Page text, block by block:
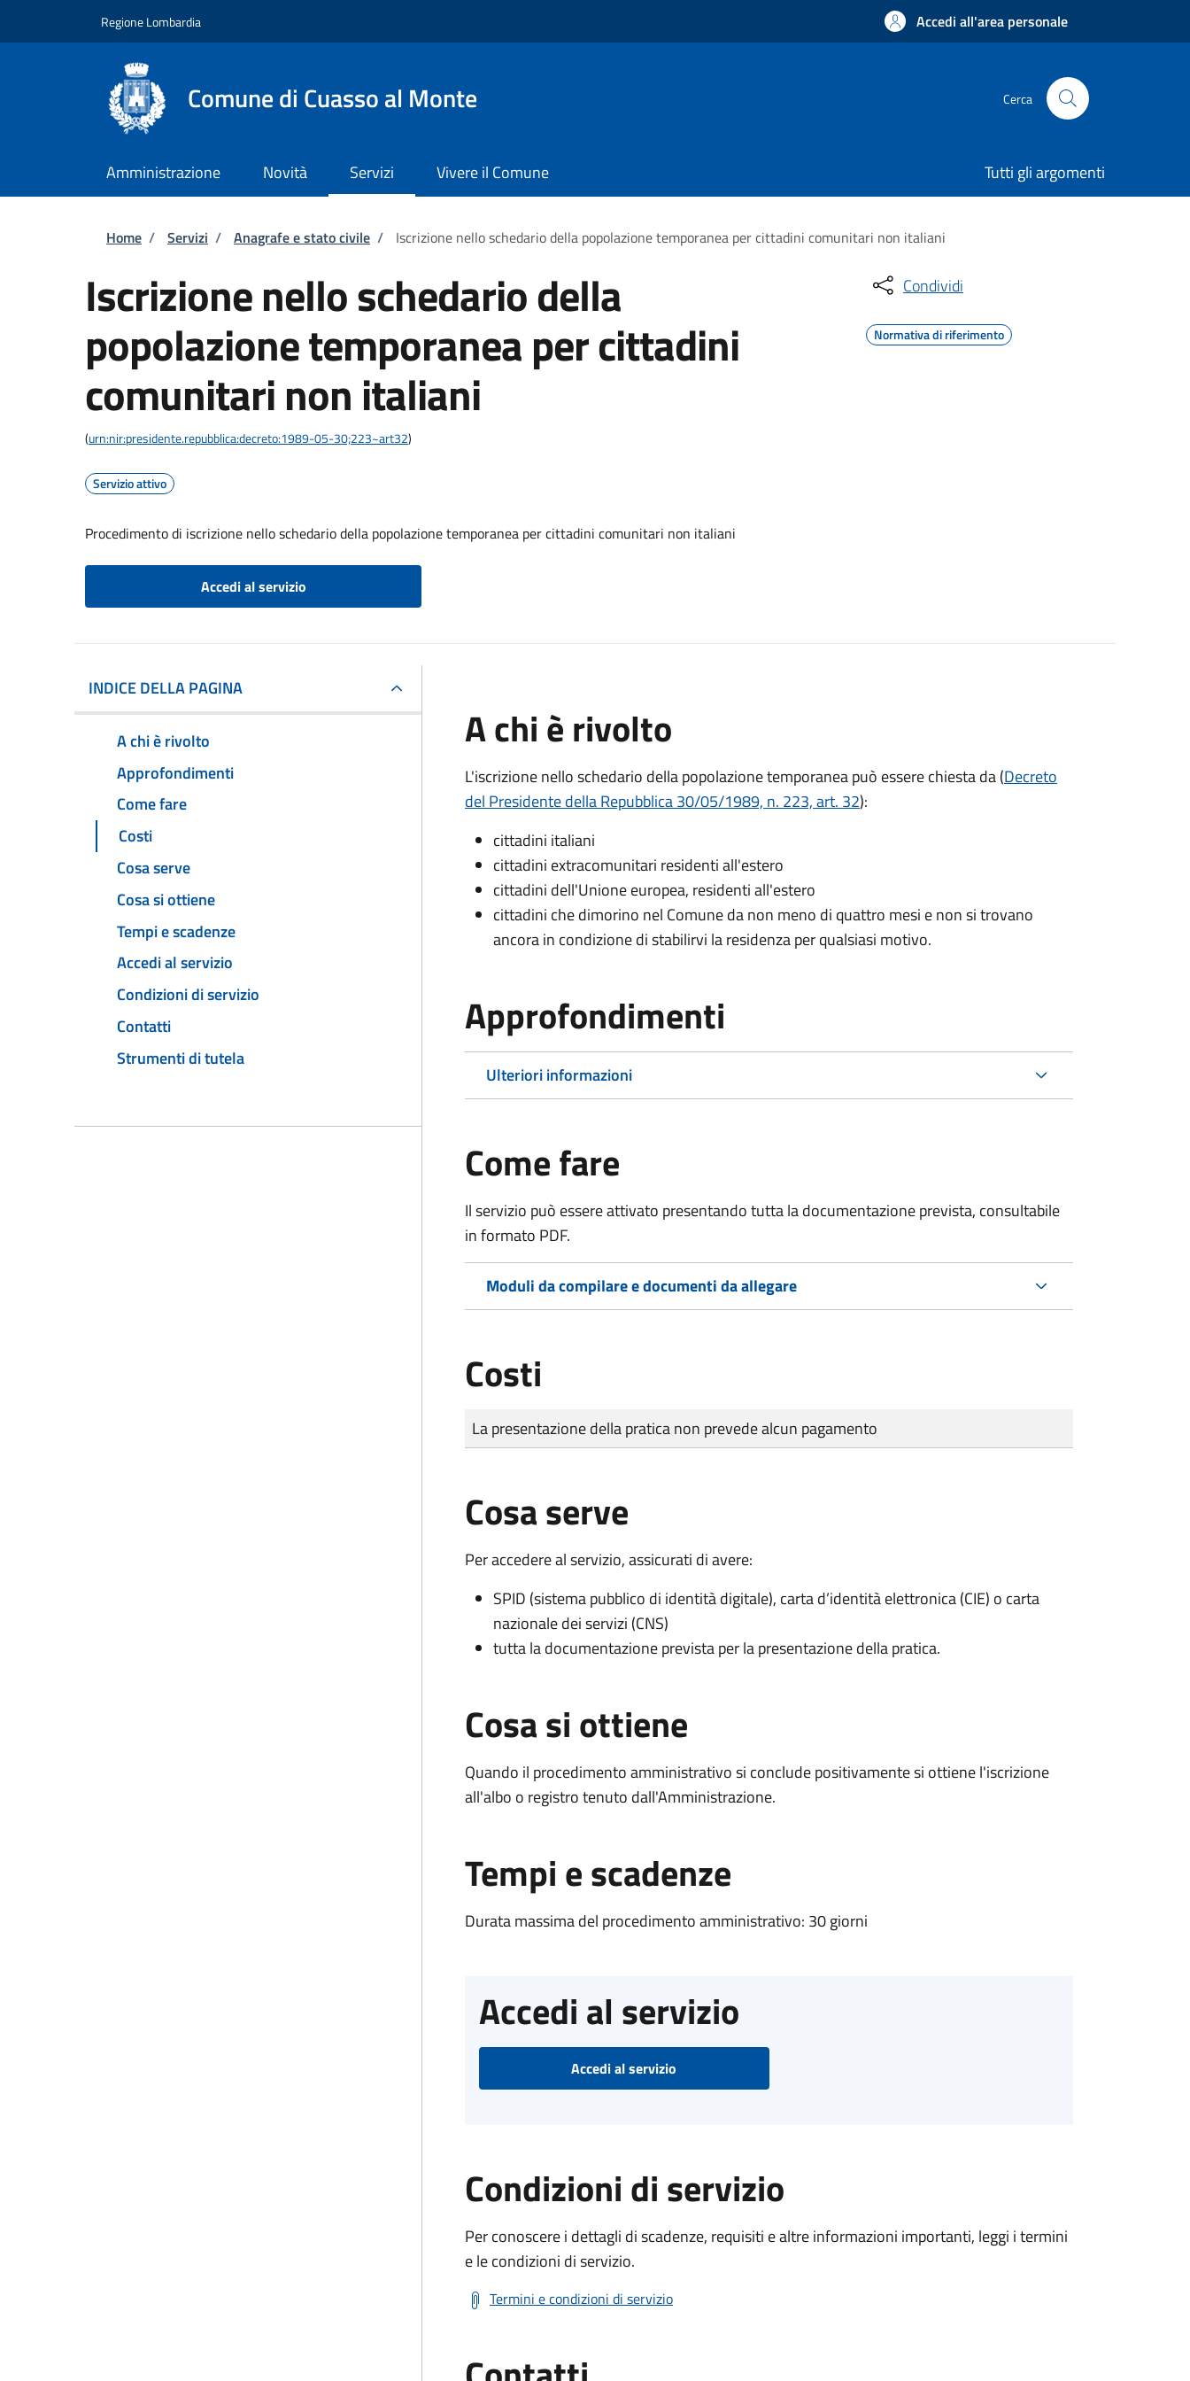
Regione Lombardia Accedi all'area personale
Comune di Cuasso al Monte Cerca
Amministrazione Novità Servizi Vivere il Comune Tutti gli argomenti
Briciole di pane
Home / Servizi / Anagrafe e stato civile / Iscrizione nello schedario della popolazione temporanea per cittadini comunitari non italiani
Iscrizione nello schedario della
popolazione temporanea per cittadini
comunitari non italiani
(urn:nir:presidente.repubblica:decreto:1989-05-30;223~art32)
Servizio attivo
Procedimento di iscrizione nello schedario della popolazione temporanea per cittadini comunitari non italiani
Accedi al servizio
Condividi
Normativa di riferimento
INDICE DELLA PAGINA
A chi è rivolto
Approfondimenti
Come fare
Costi
Cosa serve
Cosa si ottiene
Tempi e scadenze
Accedi al servizio
Condizioni di servizio
Contatti
Strumenti di tutela
A chi è rivolto
L'iscrizione nello schedario della popolazione temporanea può essere chiesta da (Decreto
del Presidente della Repubblica 30/05/1989, n. 223, art. 32):
cittadini italiani
cittadini extracomunitari residenti all'estero
cittadini dell'Unione europea, residenti all'estero
cittadini che dimorino nel Comune da non meno di quattro mesi e non si trovano
ancora in condizione di stabilirvi la residenza per qualsiasi motivo.
Approfondimenti
Ulteriori informazioni
Come fare
Il servizio può essere attivato presentando tutta la documentazione prevista, consultabile
in formato PDF.
Moduli da compilare e documenti da allegare
Costi
Tipo di pagamento
Importo
La presentazione della pratica non prevede alcun pagamento
Cosa serve
Per accedere al servizio, assicurati di avere:
SPID (sistema pubblico di identità digitale), carta d’identità elettronica (CIE) o carta
nazionale dei servizi (CNS)
tutta la documentazione prevista per la presentazione della pratica.
Cosa si ottiene
Quando il procedimento amministrativo si conclude positivamente si ottiene l'iscrizione
all'albo o registro tenuto dall'Amministrazione.
Tempi e scadenze
Durata massima del procedimento amministrativo: 30 giorni
Accedi al servizio
Accedi al servizio
Condizioni di servizio
Per conoscere i dettagli di scadenze, requisiti e altre informazioni importanti, leggi i termini
e le condizioni di servizio.
Termini e condizioni di servizio